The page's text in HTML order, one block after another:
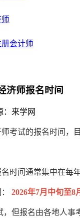
册会计师
济师报名时间
：来学网
师考试的报名时间
时间通常集中在每
2026年7月中旬至8
，但报名由各地人